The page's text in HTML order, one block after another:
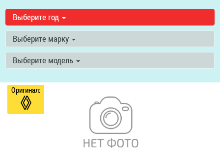
Выберите год
Выберите марку
Выберите модель
Оригинал: